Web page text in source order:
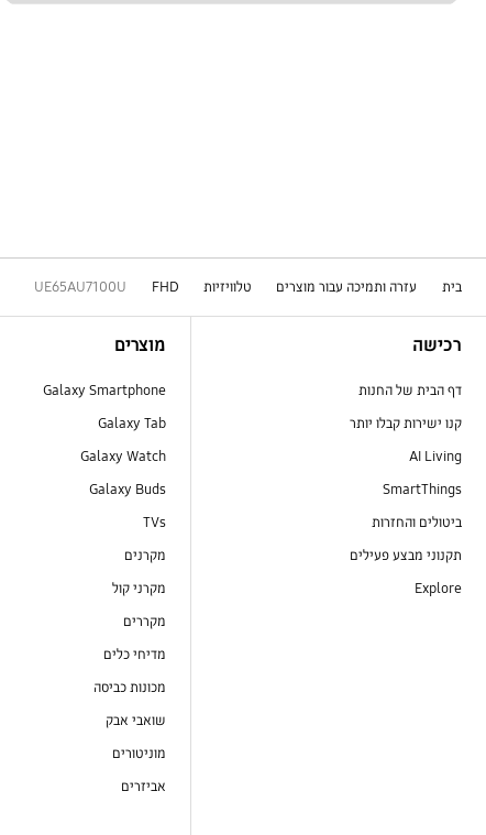
בית עזרה ותמיכה עבור מוצרים טלוויזיות FHD
UE65AU7100U
רכישה
דף הבית של החנות
קנו ישירות קבלו יותר
AI Living
SmartThings
ביטולים והחזרות
תקנוני מבצע פעילים
Explore
מוצרים
Galaxy Smartphone
Galaxy Tab
Galaxy Watch
Galaxy Buds
TVs
מקרנים
מקרני קול
מקררים
מדיחי כלים
מכונות כביסה
שואבי אבק
מוניטורים
אביזרים